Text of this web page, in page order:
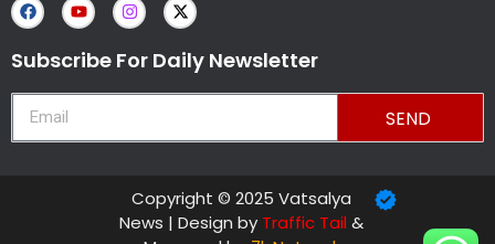
Subscribe For Daily Newsletter
SEND
Copyright © 2025 Vatsalya
News | Design by Traffic Tail&